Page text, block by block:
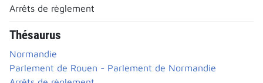
Arrêts de règlement
Thésaurus
Normandie
Parlement de Rouen - Parlement de Normandie